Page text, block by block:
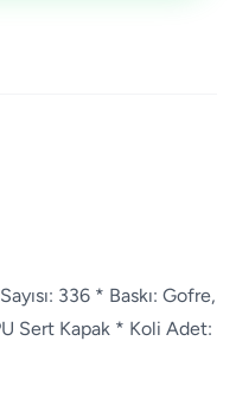
336 * Baskı: Gofre,
Sert Kapak * Koli Adet: